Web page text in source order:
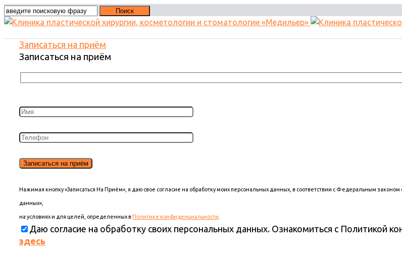
Записаться на приём
Записаться на приём
Нажимая кнопку «Записаться На Приём», я даю свое согласие на обработку моих персональных данных, в соответствии с Федеральным
данных»,
на условиях и для целей, определенных в Политике конфиденциальности
Даю согласие на обработку своих персональных данных. Ознакомиться с Политикой
здесь